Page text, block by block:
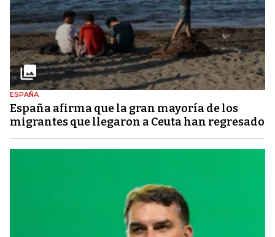
ESPAÑA
España afirma que la gran mayoría de los
migrantes que llegaron a Ceuta han regresado